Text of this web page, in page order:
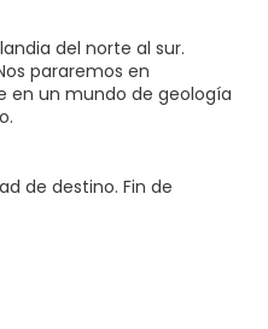
del norte al sur.
pararemos en
en un mundo de geología
de destino. Fin de